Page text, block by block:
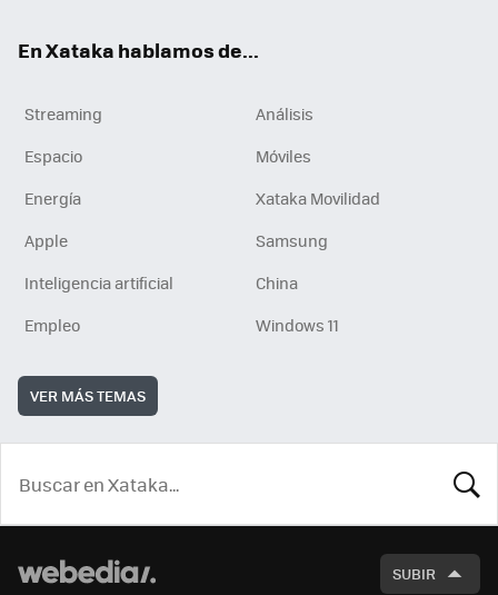
En Xataka hablamos de...
Streaming
Análisis
Espacio
Móviles
Energía
Xataka Movilidad
Apple
Samsung
Inteligencia artificial
China
Empleo
Windows 11
VER MÁS TEMAS
SUBIR